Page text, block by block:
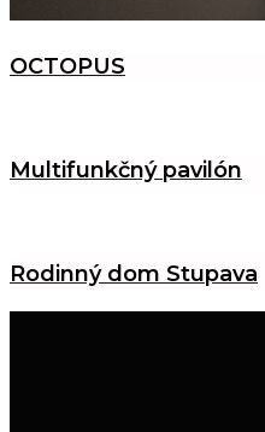
OCTOPUS
Multifunkčný pavilón
Rodinný dom Stupava